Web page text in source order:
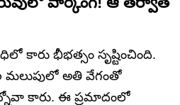
కారు భీభత్సం సృష్టించింది.
మలుపులో అతి వేగంతో
కారు. ఈ ప్రమాదంలో